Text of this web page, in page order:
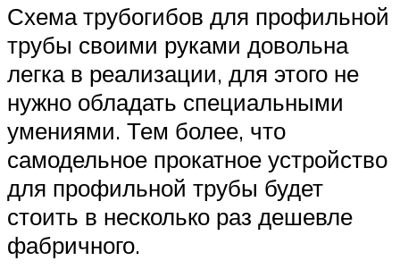
Схема трубогибов для профильной
трубы своими руками довольна
легка в реализации, для этого не
нужно обладать специальными
умениями. Тем более, что
самодельное прокатное устройство
для профильной трубы будет
стоить в несколько раз дешевле
фабричного.